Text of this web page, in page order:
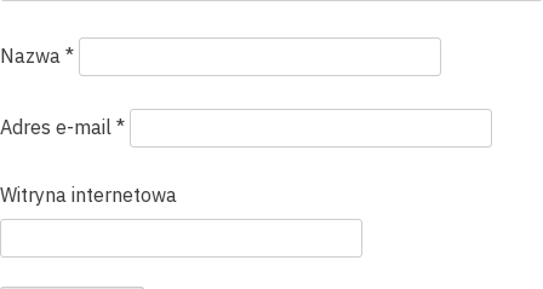
Nazwa *
Adres e-mail *
Witryna internetowa